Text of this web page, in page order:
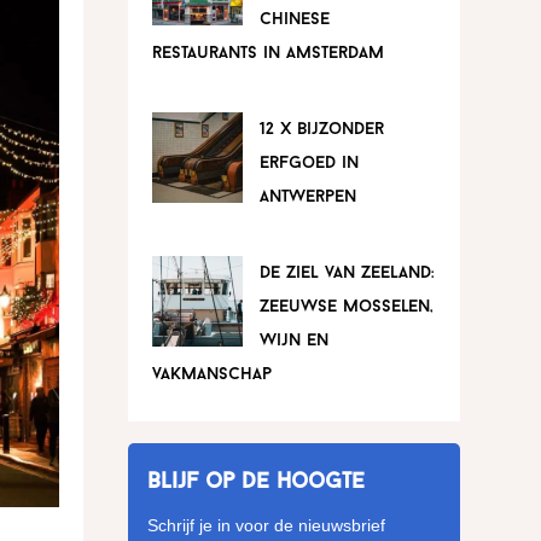
chinese
restaurants in amsterdam
12 x bijzonder
erfgoed in
antwerpen
de ziel van zeeland:
zeeuwse mosselen,
wijn en
vakmanschap
Blijf op de hoogte
Schrijf je in voor de nieuwsbrief